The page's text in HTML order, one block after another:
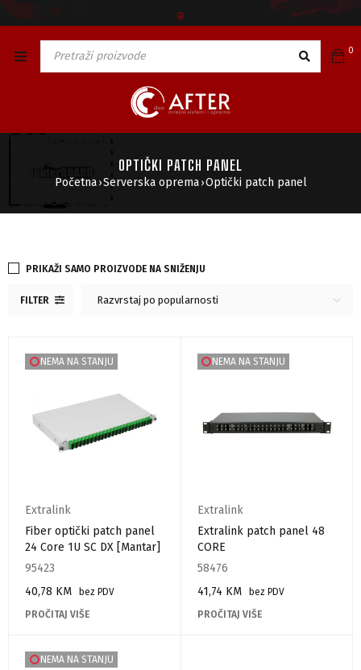
🅯
0
OPTIČKI PATCH PANEL
Početna ›Serverska oprema ›Optički patch panel
FILTER Razvrstaj po popularnosti
PRIKAŽI SAMO PROIZVODE NA SNIŽENJU
NEMA NA STANJU
Extralink
Fiber optički patch panel
24 Core 1U SC DX [Mantar]
95423
40,78 KM
bez PDV
PROČITAJ VIŠE
NEMA NA STANJU
Extralink
Extralink patch panel 48
CORE
58476
41,74 KM
bez PDV
PROČITAJ VIŠE
NEMA NA STANJU